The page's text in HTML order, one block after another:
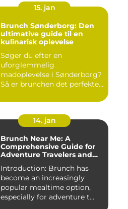
15. jan
Brunch Sønderborg: Den
ultimative guide til en
kulinarisk oplevelse
Søger du efter en
uforglemmelig
madoplevelse i Sønderborg?
Så er brunchen det perfekte
14. jan
Brunch Near Me: A
Comprehensive Guide for
Adventure Travelers and
Introduction: Brunch has
become an increasingly
popular mealtime option,
especially for adventure t...